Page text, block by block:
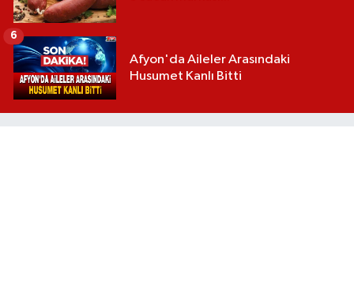
Afyon'da Aileler Arasındaki
Husumet Kanlı Bitti
6